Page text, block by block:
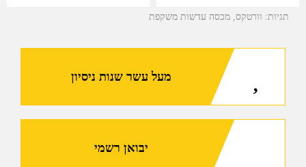
תגיות: וורטקס מכסה עדשות משקפת
מעל עשר שנות ניסיון
יבואן רשמי